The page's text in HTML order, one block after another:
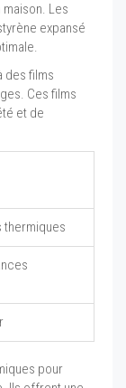
Les
expansé
des films
Ces films
et de
thermiques
pour